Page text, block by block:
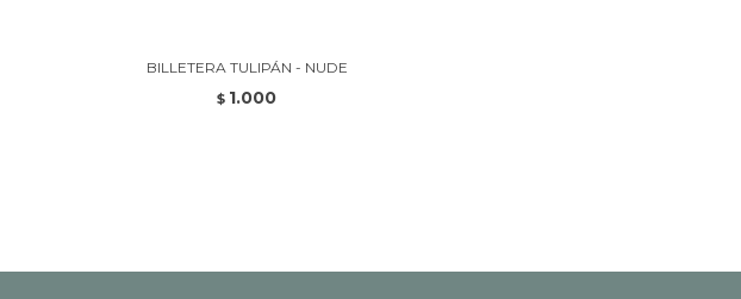
BILLETERA TULIPÁN - NUDE
$ 1.000